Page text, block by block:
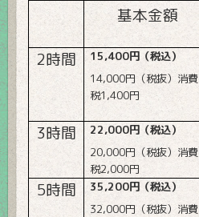
基本金額
2時間 15,400円（税込）
14,000円（税抜）消費
税1,400円
3時間 22,000円（税込）
20,000円（税抜）消費
税2,000円
5時間 35,200円（税込）
32,000円（税抜）消費